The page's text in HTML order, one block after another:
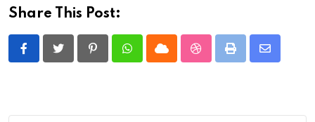
Share This Post:
PinterestWhatsappCloud StumbleUpon
Print
Share